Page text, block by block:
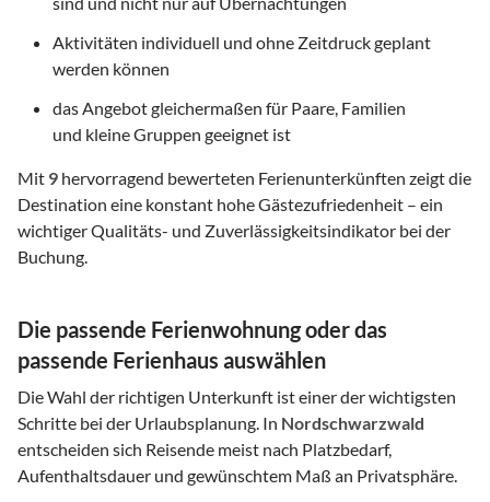
Aktivitäten individuell und ohne Zeitdruck geplant
werden können
das Angebot gleichermaßen für Paare, Familien
und kleine Gruppen geeignet ist
Mit 9 hervorragend bewerteten Ferienunterkünften zeigt die
Destination eine konstant hohe Gästezufriedenheit – ein
wichtiger Qualitäts- und Zuverlässigkeitsindikator bei der
Buchung.
Die passende Ferienwohnung oder das
passende Ferienhaus auswählen
Die Wahl der richtigen Unterkunft ist einer der wichtigsten
Schritte bei der Urlaubsplanung. In Nordschwarzwald
entscheiden sich Reisende meist nach Platzbedarf,
Aufenthaltsdauer und gewünschtem Maß an Privatsphäre.